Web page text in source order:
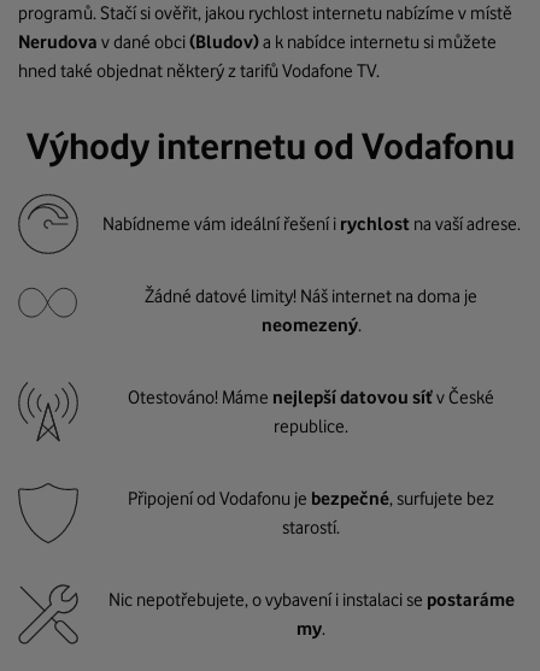
programů. Stačí si ověřit, jakou rychlost internetu nabízíme v místě
Nerudova v dané obci(Bludov)a k nabídce internetu si můžete
hned také objednat některý z tarifů Vodafone TV.
Výhody internetu od Vodafonu
Nabídneme vám ideální řešení i rychlost na vaší adrese.
Žádné datové limity! Náš internet na doma je
neomezený.
Otestováno! Máme nejlepší datovou síťv České
republice.
Připojení od Vodafonu je bezpečné, surfujete bez
starostí.
Nic nepotřebujete, o vybavení i instalaci se postaráme
my.